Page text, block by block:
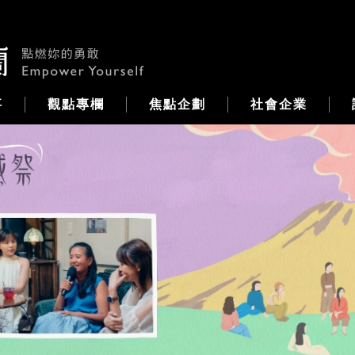
觀點專欄 焦點企劃 社會企業